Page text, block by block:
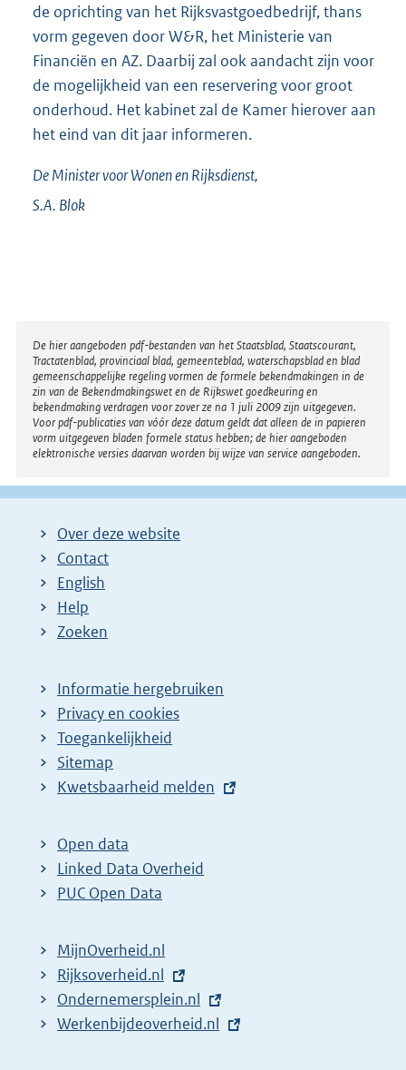
de oprichting van het Rijksvastgoedbedrijf, thans
vorm gegeven door W&R, het Ministerie van
Financiën en AZ. Daarbij zal ook aandacht zijn voor
de mogelijkheid van een reservering voor groot
onderhoud. Het kabinet zal de Kamer hierover aan
het eind van dit jaar informeren.
De Minister voor Wonen en Rijksdienst,
S.A. Blok
Disclaimer
De hier aangeboden pdf-bestanden van het Staatsblad, Staatscourant,
Tractatenblad, provinciaal blad, gemeenteblad, waterschapsblad en blad
gemeenschappelijke regeling vormen de formele bekendmakingen in de
zin van de Bekendmakingswet en de Rijkswet goedkeuring en
bekendmaking verdragen voor zover ze na 1 juli 2009 zijn uitgegeven.
Voor pdf-publicaties van vóór deze datum geldt dat alleen de in papieren
vorm uitgegeven bladen formele status hebben; de hier aangeboden
elektronische versies daarvan worden bij wijze van service aangeboden.
Over deze website
Contact
English
Help
Zoeken
Informatie hergebruiken
Privacy en cookies
Toegankelijkheid
Sitemap
E
t
e
r
l
i
n
k
Kwetsbaarheid melden
Open data
Linked Data Overheid
PUC Open Data
MijnOverheid.nl
E
x
t
Rijksoverheid.nl
E
x
Ondernemersplein.nl
E
Werkenbijdeoverheid.nl